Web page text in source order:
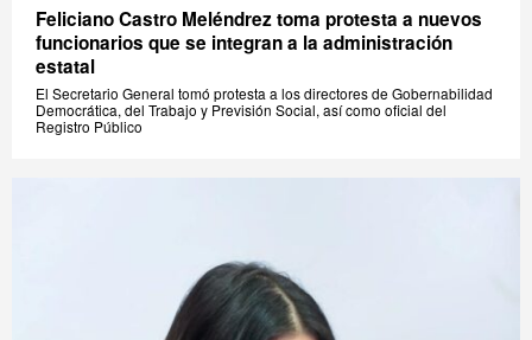
Feliciano Castro Meléndrez toma protesta a nuevos
funcionarios que se integran a la administración
estatal
El Secretario General tomó protesta a los directores de Gobernabilidad
Democrática, del Trabajo y Previsión Social, así como oficial del
Registro Público